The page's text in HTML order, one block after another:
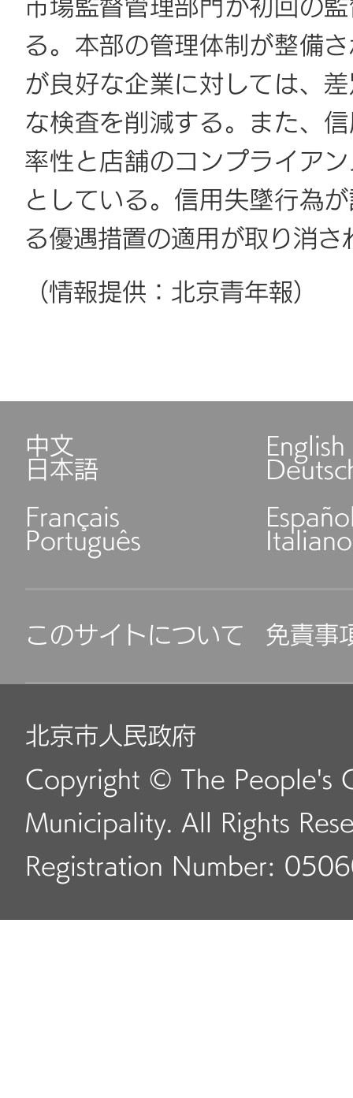
市場監督管理部門が初回の
る。本部の管理体制が整備
が良好な企業に対しては、
な検査を削減する。また、
率性と店舗のコンプライア
としている。信用失墜行為
る優遇措置の適用が取り消さ
（情報提供：北京青年報）
中文 English
日本語
Français
Português Italiano
このサイトについて 免責事
北京市人民政府
Copyright © The People's
Municipality. All Rights
Registration Number: